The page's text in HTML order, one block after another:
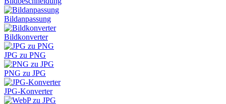
Bildanpassung
Bildkonverter
JPG zu PNG
PNG zu JPG
JPG-Konverter